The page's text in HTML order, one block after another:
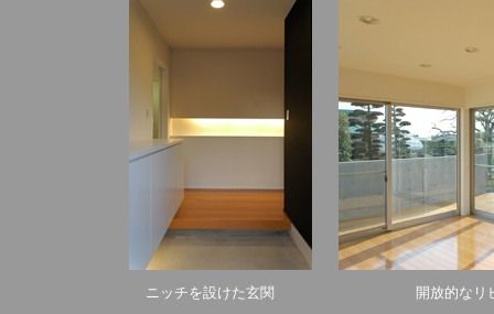
ニッチを設けた玄関 開放的なリ